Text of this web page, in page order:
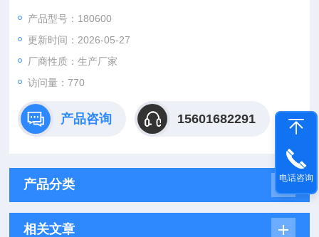
产品型号：180600
更新时间：2026-05-27
厂商性质：生产厂家
访问量：770
产品咨询 15601682291
产品分类
相关文章
电话咨询